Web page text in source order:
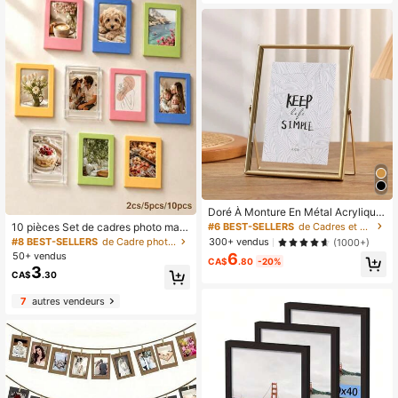
10 pièces Set de cadres photo mag
nétiques - Mini cadres 2x3 pouces,
aimant de réfrigérateur/format porte
feuille, pour la décoration de la mais
on et du bureau | Aimant de réfrigér
ateur, mini cadre, cadre photo, mini
cadre photo, cadre format portefeuil
#8 BEST-SELLERS
de Cadre photo magnétique
50+ vendus
CA$3.30
7 autres vendeurs
Doré À Monture En Métal Acrylique
Flottant Porte-photos , Moderne Ca
dre Décoratif
#6 BEST-SELLERS
de Cadres et porte-photos
300+ vendus
(1000+)
CA$6.80 -20%